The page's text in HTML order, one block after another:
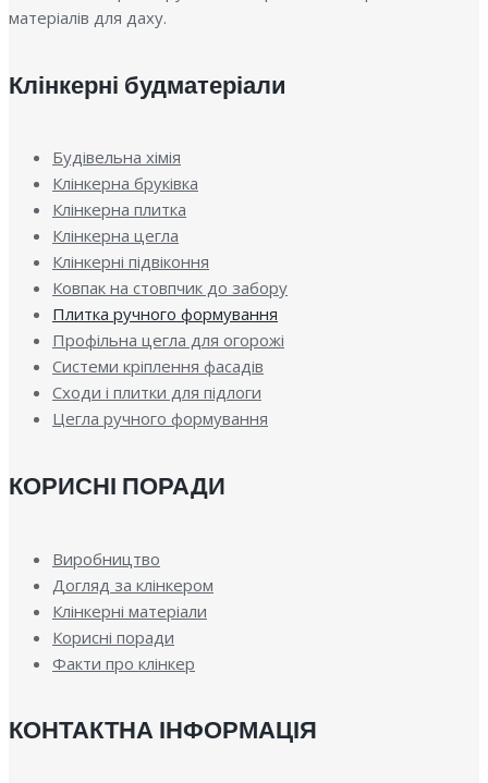
матеріалів для даху.
Клінкерні будматеріали
Будівельна хімія
Клінкерна бруківка
Клінкерна плитка
Клінкерна цегла
Клінкерні підвіконня
Ковпак на стовпчик до забору
Плитка ручного формування
Профільна цегла для огорожі
Системи кріплення фасадів
Сходи і плитки для підлоги
Цегла ручного формування
КОРИСНІ ПОРАДИ
Виробництво
Догляд за клінкером
Клінкерні матеріали
Корисні поради
Факти про клінкер
КОНТАКТНА ІНФОРМАЦІЯ